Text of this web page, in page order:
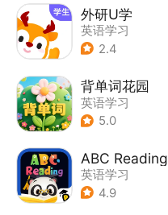
外研U学
英语学习
2.4
背单词花园
英语学习
5.0
ABC Reading
英语学习
4.9